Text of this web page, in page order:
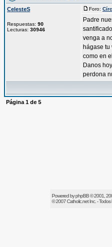
CelesteS
Respuestas: 90
Lecturas: 30946
Foro:
Padre
venga a
hágase
como en
Danos
perdona
Página 1 de 5
Powered byphpBB© 2001,
© 2007Catholic.netInc. - Todos